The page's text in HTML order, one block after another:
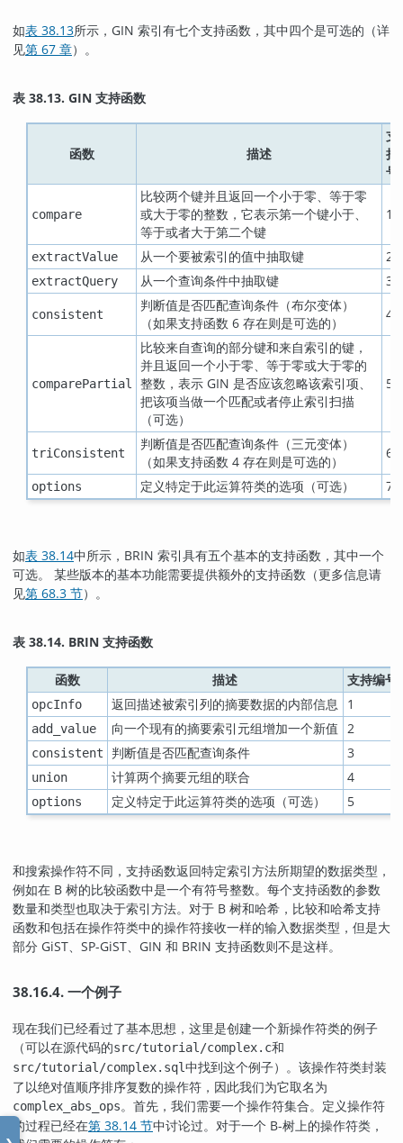
如表 38.13所示，GIN 索引有七个支持函数，其中四个是可选的（详
见第 67 章）。
表 38.13. GIN 支持函数
函数 描述
支
持
号
compare
比较两个键并且返回一个小于零、等于零
或大于零的整数，它表示第一个键小于、
等于或者大于第二个键
1
extractValue 从一个要被索引的值中抽取键 2
extractQuery 从一个查询条件中抽取键 3
consistent
判断值是否匹配查询条件（布尔变体）
（如果支持函数 6 存在则是可选的）
4
comparePartial
比较来自查询的部分键和来自索引的键，
并且返回一个小于零、等于零或大于零的
整数，表示 GIN 是否应该忽略该索引项、
把该项当做一个匹配或者停止索引扫描
（可选）
5
triConsistent
判断值是否匹配查询条件（三元变体）
（如果支持函数 4 存在则是可选的）
6
options 定义特定于此运算符类的选项（可选） 7
如表 38.14中所示，BRIN 索引具有五个基本的支持函数，其中一个
可选。 某些版本的基本功能需要提供额外的支持函数（更多信息请
见第 68.3 节）。
表 38.14. BRIN 支持函数
函数 描述 支持编号
opcInfo 返回描述被索引列的摘要数据的内部信息 1
add_value 向一个现有的摘要索引元组增加一个新值 2
consistent 判断值是否匹配查询条件 3
union 计算两个摘要元组的联合 4
options 定义特定于此运算符类的选项（可选） 5
和搜索操作符不同，支持函数返回特定索引方法所期望的数据类型，
例如在 B 树的比较函数中是一个有符号整数。每个支持函数的参数
数量和类型也取决于索引方法。对于 B 树和哈希，比较和哈希支持
函数和包括在操作符类中的操作符接收一样的输入数据类型，但是大
部分 GiST、SP-GiST、GIN 和 BRIN 支持函数则不是这样。
38.16.4. 一个例子
现在我们已经看过了基本思想，这里是创建一个新操作符类的例子
（可以在源代码的src/tutorial/complex.c和
src/tutorial/complex.sql中找到这个例子）。该操作符类封装
了以绝对值顺序排序复数的操作符，因此我们为它取名为
complex_abs_ops。首先，我们需要一个操作符集合。定义操作符
的过程已经在第 38.14 节中讨论过。对于一个 B-树上的操作符类，